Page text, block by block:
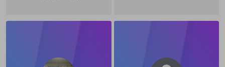
ことは、たんに「型」の批判にとど